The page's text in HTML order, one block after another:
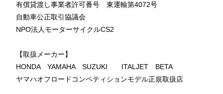
有償貸渡し事業者許可番号 東運輸第4072号
自動車公正取引協議会
NPO法人モーターサイクルCS2
【取扱メーカー】
HONDA YAMAHA SUZUKI ITALJET BETA
ヤマハオフロードコンペティションモデル正規取扱店